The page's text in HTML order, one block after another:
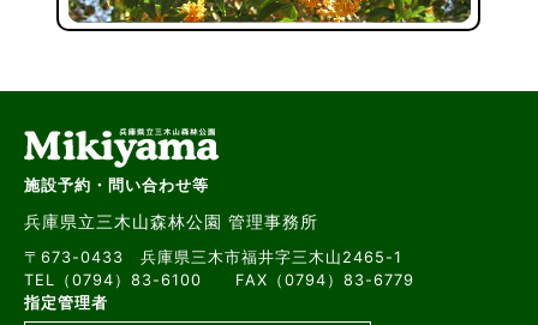
施設予約・問い合わせ等
兵庫県立三木山森林公園 管理事務所
〒673-0433 兵庫県三木市福井字三木山2465-1
TEL（0794）83-6100 FAX（0794）83-6779
指定管理者